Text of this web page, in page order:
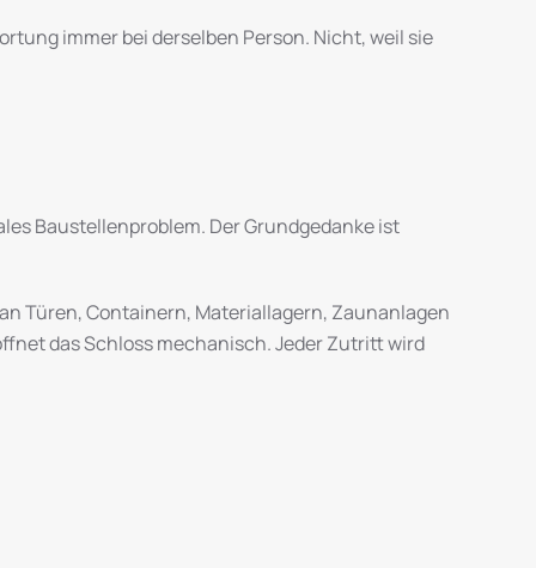
immer bei derselben Person. Nicht, weil sie
Baustellenproblem. Der Grundgedanke ist
Türen, Containern, Materiallagern, Zaunanlagen
das Schloss mechanisch. Jeder Zutritt wird